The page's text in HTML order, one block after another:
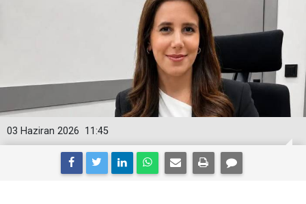
11:45
03 Haziran 2026